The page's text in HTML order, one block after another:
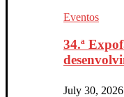
Eventos
34.ª
July 30, 2026